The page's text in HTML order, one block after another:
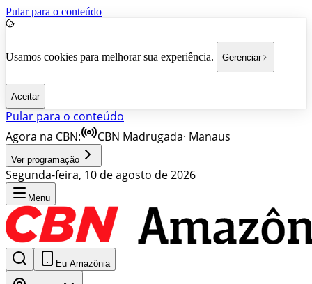
Pular para o conteúdo
Usamos cookies para melhorar sua experiência. Gerenciar
Aceitar
Pular para o conteúdo
Agora na CBN:
CBN Madrugada· Manaus
Ver programação
Segunda-feira, 10 de agosto de 2026
Menu
Eu Amazônia